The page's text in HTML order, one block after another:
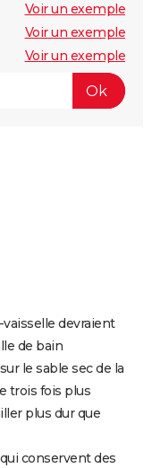
Voir un exemple
Voir un exemple
Voir un exemple
devraient
de bain
le sable sec de la
trois fois plus
plus dur que
conservent des